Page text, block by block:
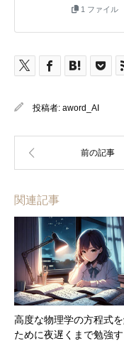
1 ファイル
投稿者: aword_AI
関連記事
高度な物理学の方程式を
ために夜遅くまで勉強